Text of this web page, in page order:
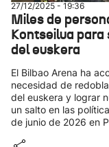
27/12/2025 - 19:36
Miles de
Kontseilua
del euskera
El Bilbao Arena ha
necesidad de
del euskera y lograr
un salto en las
de junio de 2026 en